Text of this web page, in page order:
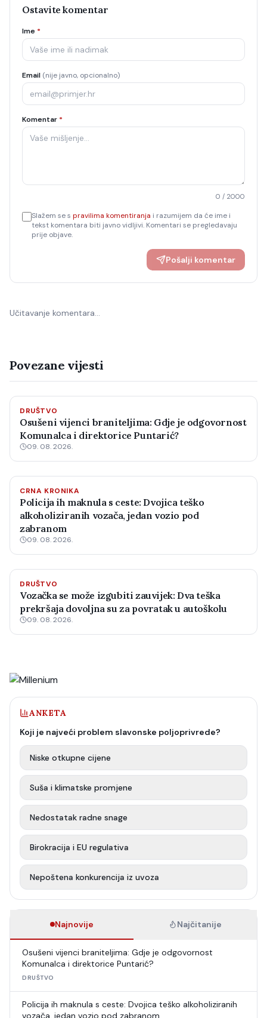
Ostavite komentar
Ime *
Email (nije javno, opcionalno)
Komentar *
0 / 2000
Slažem se s pravilima komentiranja i razumijem da će ime i
tekst komentara biti javno vidljivi. Komentari se pregledavaju
prije objave.
Pošalji komentar
Učitavanje komentara…
Povezane vijesti
DRUŠTVO
Osušeni vijenci braniteljima: Gdje je odgovornost
Komunalca i direktorice Puntarić?
09. 08. 2026.
CRNA KRONIKA
Policija ih maknula s ceste: Dvojica teško
alkoholiziranih vozača, jedan vozio pod
zabranom
09. 08. 2026.
DRUŠTVO
Vozačka se može izgubiti zauvijek: Dva teška
prekršaja dovoljna su za povratak u autoškolu
09. 08. 2026.
ANKETA
Koji je najveći problem slavonske poljoprivrede?
Niske otkupne cijene
Suša i klimatske promjene
Nedostatak radne snage
Birokracija i EU regulativa
Nepoštena konkurencija iz uvoza
Najnovije Najčitanije
Osušeni vijenci braniteljima: Gdje je odgovornost
Komunalca i direktorice Puntarić?
DRUŠTVO
Policija ih maknula s ceste: Dvojica teško alkoholiziranih
vozača, jedan vozio pod zabranom